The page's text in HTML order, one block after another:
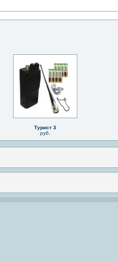
Турист 3
руб.